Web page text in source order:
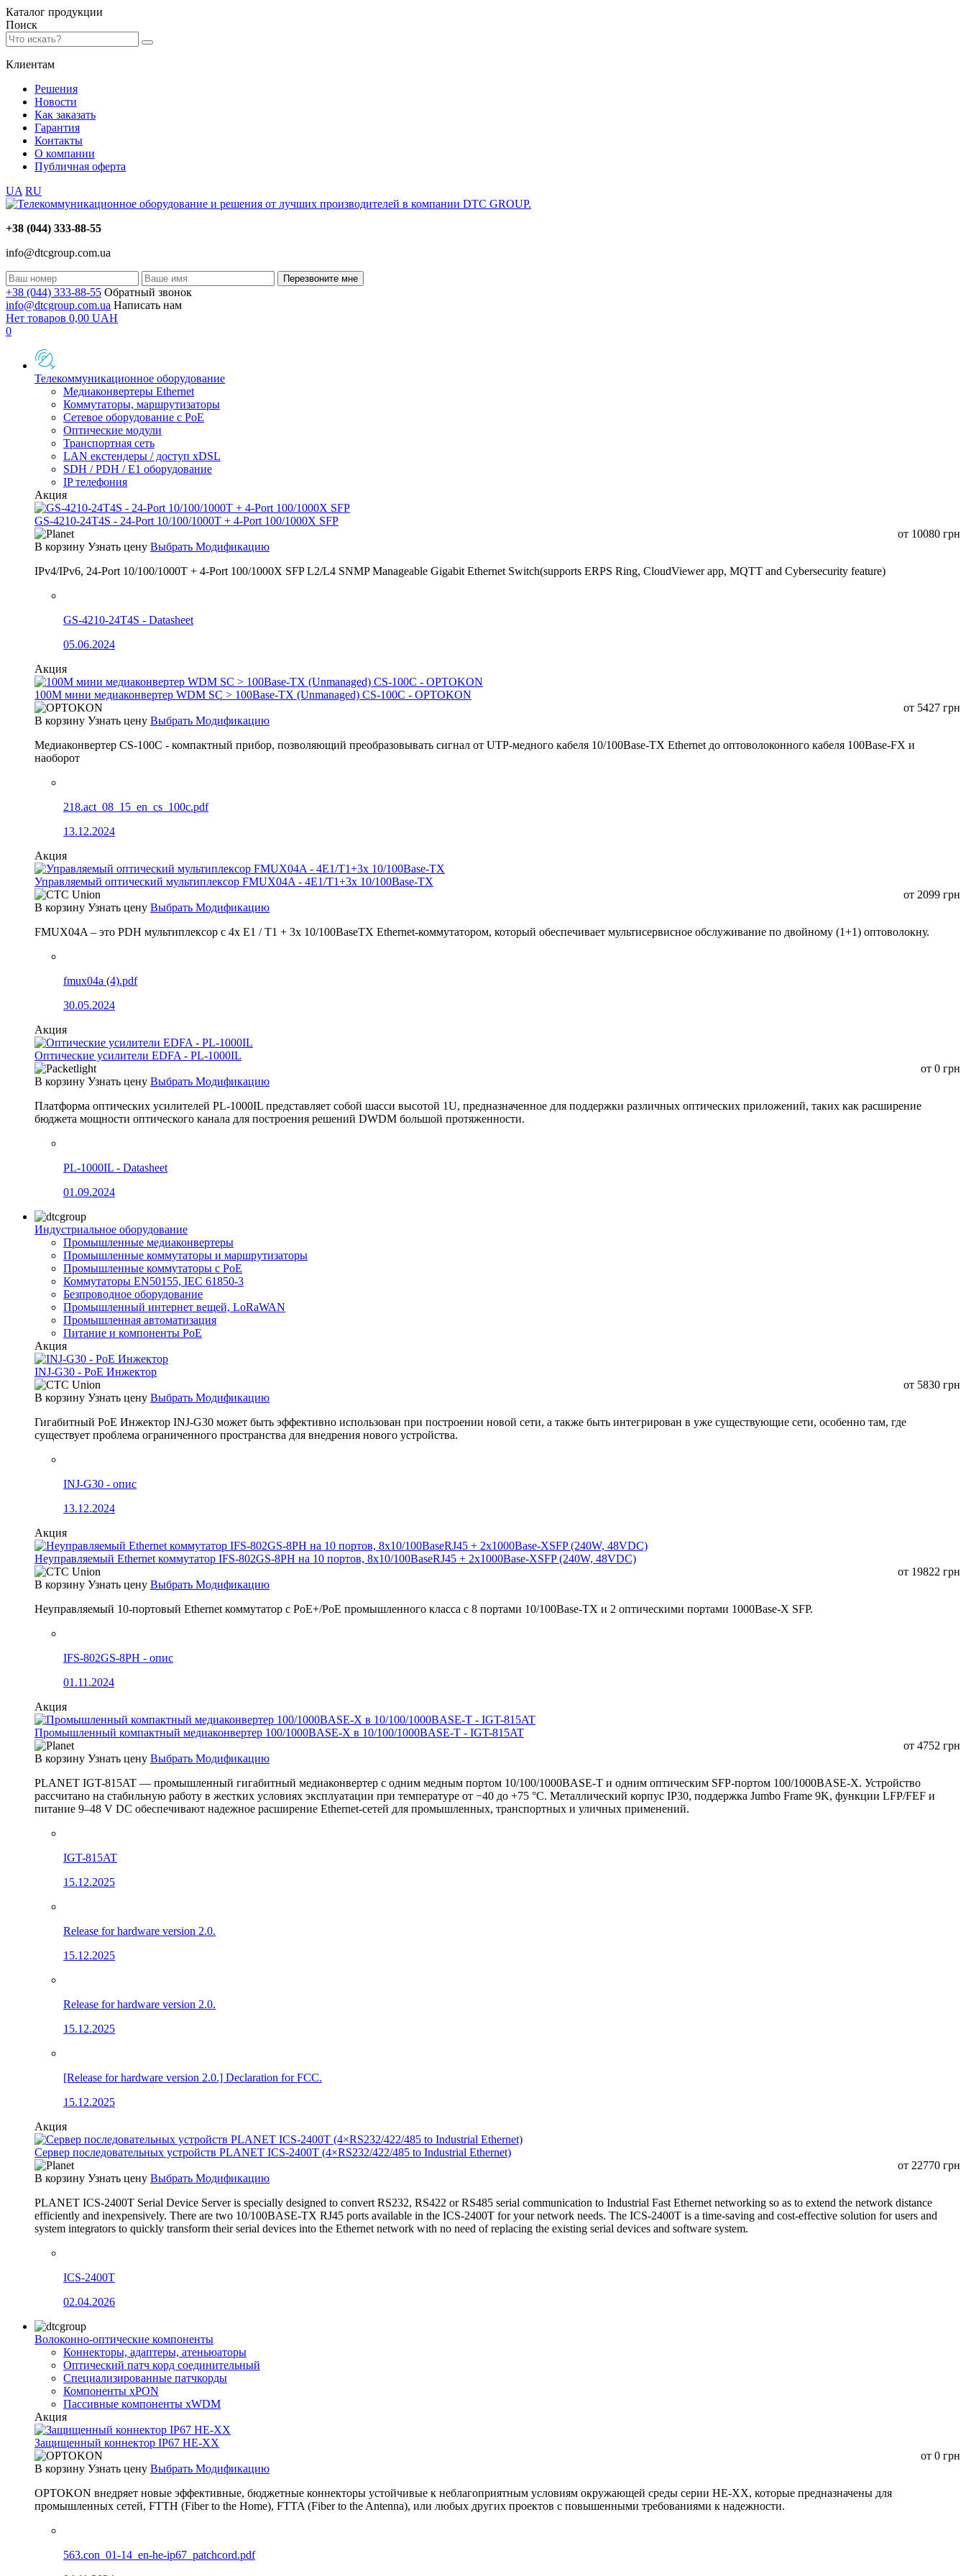
Каталог продукции
Поиск
Клиентам
Решения
Новости
Как заказать
Гарантия
Контакты
О компании
Публичная оферта
UA RU
+38 (044) 333-88-55
info@dtcgroup.com.ua
Перезвоните мне
+38 (044) 333-88-55 Обратный звонок
info@dtcgroup.com.ua Написать нам
Нет товаров 0,00 UAH
0
Телекоммуникационное оборудование
Медиаконвертеры Ethernet
Коммутаторы, маршрутизаторы
Сетевое оборудование с PoE
Оптические модули
Транспортная сеть
LAN екстендеры / доступ xDSL
SDH / PDH / E1 оборудование
IP телефония
Акция
GS-4210-24T4S - 24-Port 10/100/1000T + 4-Port 100/1000X SFP
от 10080 грн
В корзину Узнать цену Выбрать Модификацию
IPv4/IPv6, 24-Port 10/100/1000T + 4-Port 100/1000X SFP L2/L4 SNMP Manageable Gigabit Ethernet Switch(supports ERPS Ring, CloudViewer app, MQTT and Cybersecurity feature)
GS-4210-24T4S - Datasheet
05.06.2024
Акция
100М мини медиаконвертер WDM SC > 100Base-TX (Unmanaged) CS-100C - OPTOKON
от 5427 грн
В корзину Узнать цену Выбрать Модификацию
Медиаконвертер CS-100C - компактный прибор, позволяющий преобразовывать сигнал от UTP-медного кабеля 10/100Base-TX Ethernet до оптоволоконного кабеля 100Base-FX и
наоборот
218.act_08_15_en_cs_100c.pdf
13.12.2024
Акция
Управляемый оптический мультиплексор FMUX04A - 4E1/T1+3x 10/100Base-TX
от 2099 грн
В корзину Узнать цену Выбрать Модификацию
FMUX04A – это PDH мультиплексор с 4x E1 / T1 + 3x 10/100BaseTX Ethernet-коммутатором, который обеспечивает мультисервисное обслуживание по двойному (1+1) оптоволокну.
fmux04a (4).pdf
30.05.2024
Акция
Оптические усилители EDFA - PL-1000IL
от 0 грн
В корзину Узнать цену Выбрать Модификацию
Платформа оптических усилителей PL-1000IL представляет собой шасси высотой 1U, предназначенное для поддержки различных оптических приложений, таких как расширение
бюджета мощности оптического канала для построения решений DWDM большой протяженности.
PL-1000IL - Datasheet
01.09.2024
Индустриальное оборудование
Промышленные медиаконвертеры
Промышленные коммутаторы и маршрутизаторы
Промышленные коммутаторы с PoE
Коммутаторы EN50155, IEC 61850-3
Безпроводное оборудование
Промышленный интернет вещей, LoRaWAN
Промышленная автоматизация
Питание и компоненты PoE
Акция
INJ-G30 - PoE Инжектор
от 5830 грн
В корзину Узнать цену Выбрать Модификацию
Гигабитный PoE Инжектор INJ-G30 может быть эффективно использован при построении новой сети, а также быть интегрирован в уже существующие сети, особенно там, где
существует проблема ограниченного пространства для внедрения нового устройства.
INJ-G30 - опис
13.12.2024
Акция
Неуправляемый Ethernet коммутатор IFS-802GS-8PH на 10 портов, 8x10/100BaseRJ45 + 2x1000Base-XSFP (240W, 48VDC)
от 19822 грн
В корзину Узнать цену Выбрать Модификацию
Неуправляемый 10-портовый Ethernet коммутатор с PoE+/PoE промышленного класса с 8 портами 10/100Base-TX и 2 оптическими портами 1000Base-X SFP.
IFS-802GS-8PH - опис
01.11.2024
Акция
Промышленный компактный медиаконвертер 100/1000BASE-X в 10/100/1000BASE-T - IGT-815AT
от 4752 грн
В корзину Узнать цену Выбрать Модификацию
PLANET IGT-815AT — промышленный гигабитный медиаконвертер с одним медным портом 10/100/1000BASE-T и одним оптическим SFP-портом 100/1000BASE-X. Устройство
рассчитано на стабильную работу в жестких условиях эксплуатации при температуре от −40 до +75 °C. Металлический корпус IP30, поддержка Jumbo Frame 9K, функции LFP/FEF и
питание 9–48 V DC обеспечивают надежное расширение Ethernet-сетей для промышленных, транспортных и уличных применений.
IGT-815AT
15.12.2025
Release for hardware version 2.0.
15.12.2025
Release for hardware version 2.0.
15.12.2025
[Release for hardware version 2.0.] Declaration for FCC.
15.12.2025
Акция
Сервер последовательных устройств PLANET ICS-2400T (4×RS232/422/485 to Industrial Ethernet)
от 22770 грн
В корзину Узнать цену Выбрать Модификацию
PLANET ICS-2400T Serial Device Server is specially designed to convert RS232, RS422 or RS485 serial communication to Industrial Fast Ethernet networking so as to extend the network distance
efficiently and inexpensively. There are two 10/100BASE-TX RJ45 ports available in the ICS-2400T for your network needs. The ICS-2400T is a time-saving and cost-effective solution for users and
system integrators to quickly transform their serial devices into the Ethernet network with no need of replacing the existing serial devices and software system.
ICS-2400T
02.04.2026
Волоконно-оптические компоненты
Коннекторы, адаптеры, атеньюаторы
Оптический патч корд соединительный
Специализированные патчкорды
Компоненты xPON
Пассивные компоненты xWDM
Акция
Защищенный коннектор IP67 HE-XX
от 0 грн
В корзину Узнать цену Выбрать Модификацию
OPTOKON внедряет новые эффективные, бюджетные коннекторы устойчивые к неблагоприятным условиям окружающей среды серии HE-XX, которые предназначены для
промышленных сетей, FTTH (Fiber to the Home), FTTA (Fiber to the Antenna), или любых других проектов с повышенными требованиями к надежности.
563.con_01-14_en-he-ip67_patchcord.pdf